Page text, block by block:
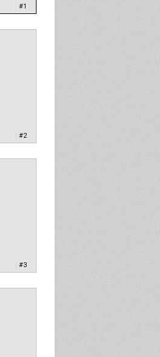
#1
#2
#3